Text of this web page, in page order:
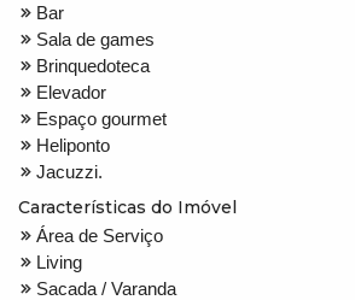
Bar
Sala de games
Brinquedoteca
Elevador
Espaço gourmet
Heliponto
Jacuzzi.
Características do Imóvel
Área de Serviço
Living
Sacada / Varanda